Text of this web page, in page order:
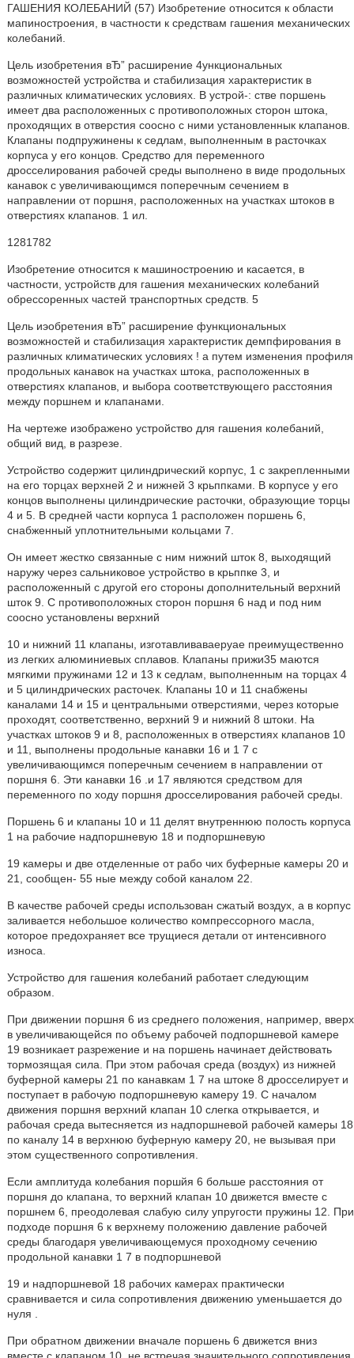
ГАШЕНИЯ КОЛЕБАНИЙ (57) Изобретение относится к области
мапиностроения, в частности к средствам гашения механических
колебаний.
Цель изобретения вЂ” расширение 4ункциональных
возможностей устройства и стабилизация характеристик в
различных климатических условиях. В устрой-: стве поршень
имеет два расположенных с противоположных сторон штока,
проходящих в отверстия соосно с ними установленнык клапанов.
Клапаны подпружинены к седлам, выполненным в расточках
корпуса у его концов. Средство для переменного
дросселирования рабочей среды выполнено в виде продольных
канавок с увеличивающимся поперечным сечением в
направлении от поршня, расположенных на участках штоков в
отверстиях клапанов. 1 ил.
1281782
Изобретение относится к машиностроению и касается, в
частности, устройств для гашения механических колебаний
обрессоренных частей транспортных средств. 5
Цель иэобретения вЂ” расширение функциональных
возможностей и стабилизация характеристик демпфирования в
различных климатических условиях ! а путем изменения профиля
продольных канавок на участках штока, расположенных в
отверстиях клапанов, и выбора соответствующего расстояния
между поршнем и клапанами.
На чертеже изображено устройство для гашения колебаний,
общий вид, в разрезе.
Устройство содержит цилиндрический корпус, 1 с закрепленными
на его торцах верхней 2 и нижней 3 крьппками. В корпусе у его
концов выполнены цилиндрические расточки, образующие торцы
4 и 5. В средней части корпуса 1 расположен поршень 6,
снабженный уплотнительными кольцами 7.
Он имеет жестко связанные с ним нижний шток 8, выходящий
наружу через сальниковое устройство в крьппке 3, и
расположенный с другой его стороны дополнительный верхний
шток 9. С противоположных сторон поршня 6 над и под ним
соосно установлены верхний
10 и нижний 11 клапаны, изготавливаваеруае преимущественно
из легких алюминиевых сплавов. Клапаны прижи35 маются
мягкими пружинами 12 и 13 к седлам, выполненным на торцах 4
и 5 цилиндрических расточек. Клапаны 10 и 11 снабжены
каналами 14 и 15 и центральными отверстиями, через которые
проходят, соответственно, верхний 9 и нижний 8 штоки. На
участках штоков 9 и 8, расположенных в отверстиях клапанов 10
и 11, выполнены продольные канавки 16 и 1 7 с
увеличивающимся поперечным сечением в направлении от
поршня 6. Эти канавки 16 .и 17 являются средством для
переменного по ходу поршня дросселирования рабочей среды.
Поршень 6 и клапаны 10 и 11 делят внутреннюю полость корпуса
1 на рабочие надпоршневую 18 и подпоршневую
19 камеры и две отделенные от рабо чих буферные камеры 20 и
21, сообщен- 55 ные между собой каналом 22.
В качестве рабочей среды использован сжатый воздух, а в корпус
заливается небольшое количество компрессорного масла,
которое предохраняет все трущиеся детали от интенсивного
износа.
Устройство для гашения колебаний работает следующим
образом.
При движении поршня 6 из среднего положения, например, вверх
в увеличивающейся по объему рабочей подпоршневой камере
19 возникает разрежение и на поршень начинает действовать
тормозящая сила. При этом рабочая среда (воздух) из нижней
буферной камеры 21 по канавкам 1 7 на штоке 8 дросселирует и
поступает в рабочую подпоршневую камеру 19. С началом
движения поршня верхний клапан 10 слегка открывается, и
рабочая среда вытесняется из надпоршневой рабочей камеры 18
по каналу 14 в верхнюю буферную камеру 20, не вызывая при
этом существенного сопротивления.
Если амплитуда колебания поршйя 6 больше расстояния от
поршня до клапана, то верхний клапан 10 движется вместе с
поршнем 6, преодолевая слабую силу упругости пружины 12. При
подходе поршня 6 к верхнему положению давление рабочей
среды благодаря увеличивающемуся проходному сечению
продольной канавки 1 7 в подпоршневой
19 и надпоршневой 18 рабочих камерах практически
сравнивается и сила сопротивления движению уменьшается до
нуля .
При обратном движении вначале поршень 6 движется вниз